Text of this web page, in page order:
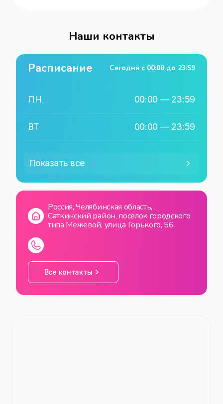
Наши контакты
Расписание Сегодня с 00:00 до 23:59
ПН 00:00 — 23:59
ВТ 00:00 — 23:59
ЧТ 00:00—23:59
ПТ 00:00
СБ
ВС
Показать все
Россия, Челябинская область,
Саткинский район, посёлок городского
типа Межевой, улица Горького, 56
Все контакты